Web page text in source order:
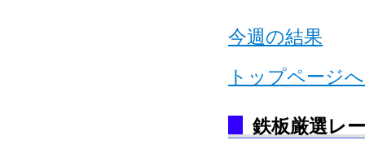
今週の結果
トップページ
鉄板厳選レ